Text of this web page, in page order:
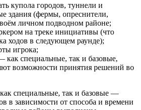
купола городов, туннели и
здания (фермы, опреснители,
личном подводном районе;
на треке инициативы (что
ходов в следующем раунде);
игрока;
как специальные, так и базовые,
возможности принятия решений во
специальные, так и базовые —
в зависимости от способа и времени